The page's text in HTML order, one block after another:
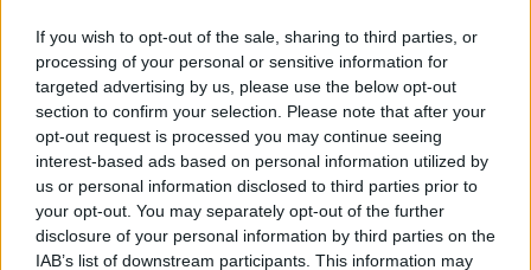
If you wish to opt-out of the sale, sharing to third parties, or
processing of your personal or sensitive information for
targeted advertising by us, please use the below opt-out
section to confirm your selection. Please note that after your
opt-out request is processed you may continue seeing
interest-based ads based on personal information utilized by
us or personal information disclosed to third parties prior to
your opt-out. You may separately opt-out of the further
disclosure of your personal information by third parties on the
IAB’s list of downstream participants. This information may